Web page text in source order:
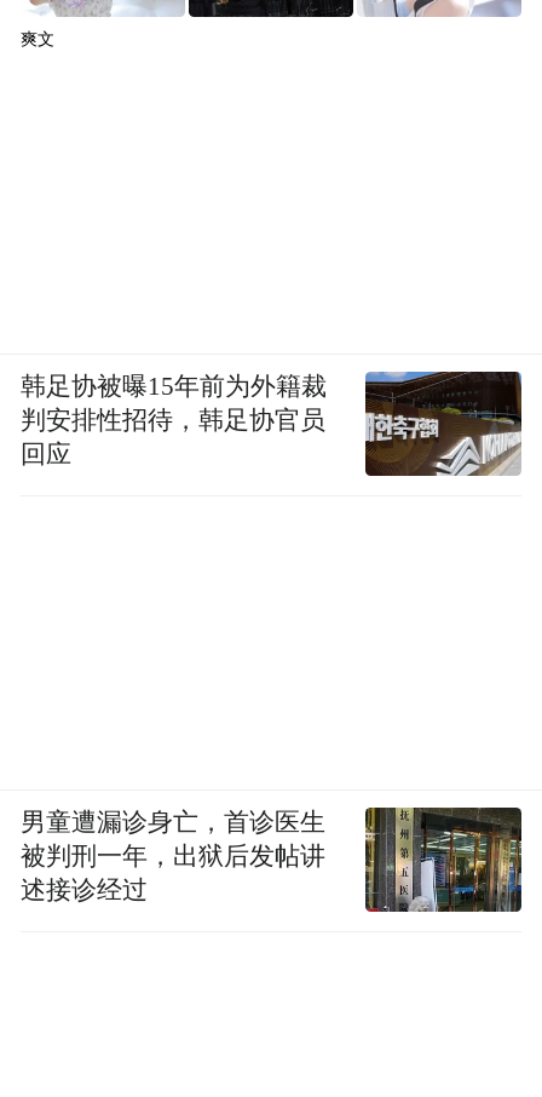
爽文
韩足协被曝15年前为外籍裁
判安排性招待，韩足协官员
回应
男童遭漏诊身亡，首诊医生
被判刑一年，出狱后发帖讲
述接诊经过